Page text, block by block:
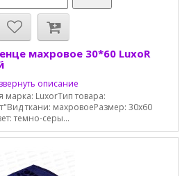
махровое 30*60 LuxoR
описание
марка: LuxorТип товара:
ткани: махровоеРазмер: 30х60
темно-серы...